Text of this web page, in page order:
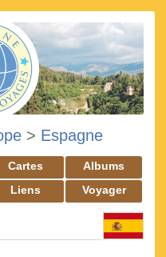
> Espagne
Cartes
Albums
Liens Voyager